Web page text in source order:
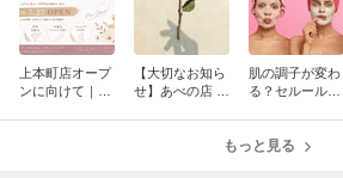
上本町店オープ
ンに向けて｜新
【大切なお知ら
せ】あべの店 移
肌の調子が変わ
る？セルールボ
もっと見る